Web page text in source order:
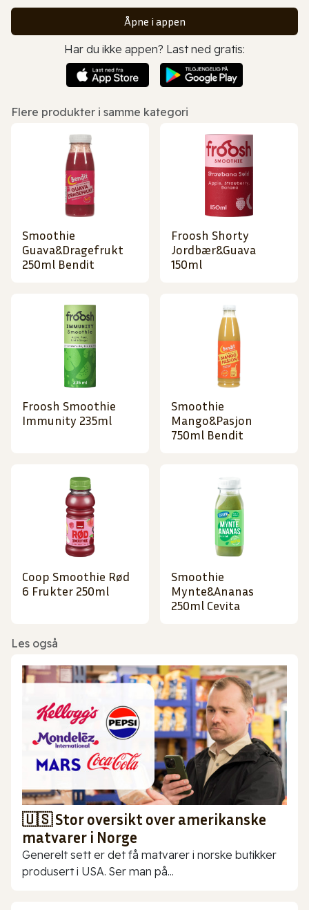
Åpne i appen
Har du ikke appen? Last ned gratis:
Flere produkter i samme kategori
Smoothie
Guava&Dragefrukt
250ml Bendit
Froosh Shorty
Jordbær&Guava
150ml
Froosh Smoothie
Immunity 235ml
Smoothie
Mango&Pasjon
750ml Bendit
Coop Smoothie Rød
6 Frukter 250ml
Smoothie
Mynte&Ananas
250ml Cevita
Les også
🇺🇸 Stor oversikt over amerikanske
matvarer i Norge
Generelt sett er det få matvarer i norske butikker
produsert i USA. Ser man på...